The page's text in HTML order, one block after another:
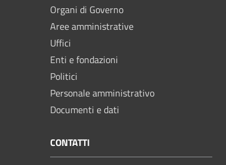
Organi di Governo
Aree amministrative
Uffici
Enti e fondazioni
Politici
Personale amministrativo
Documenti e dati
CONTATTI